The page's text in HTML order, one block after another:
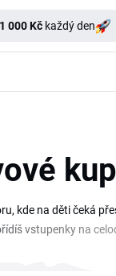
1 000 Kč každý den
kde na děti čeká
vstupenky na